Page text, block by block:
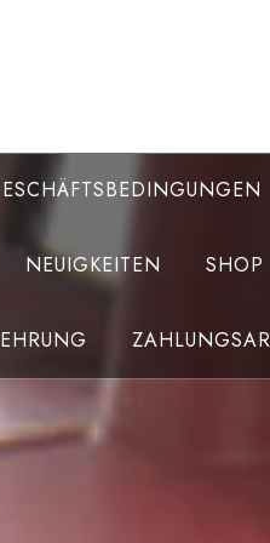
NEUIGKEITEN SHOP